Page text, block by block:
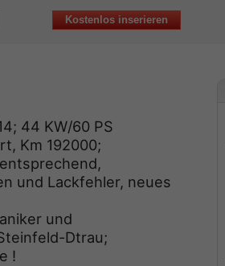
Kostenlos inserieren
44 KW/60 PS
Km 192000;
und Lackfehler, neues
und
Dtrau;
!